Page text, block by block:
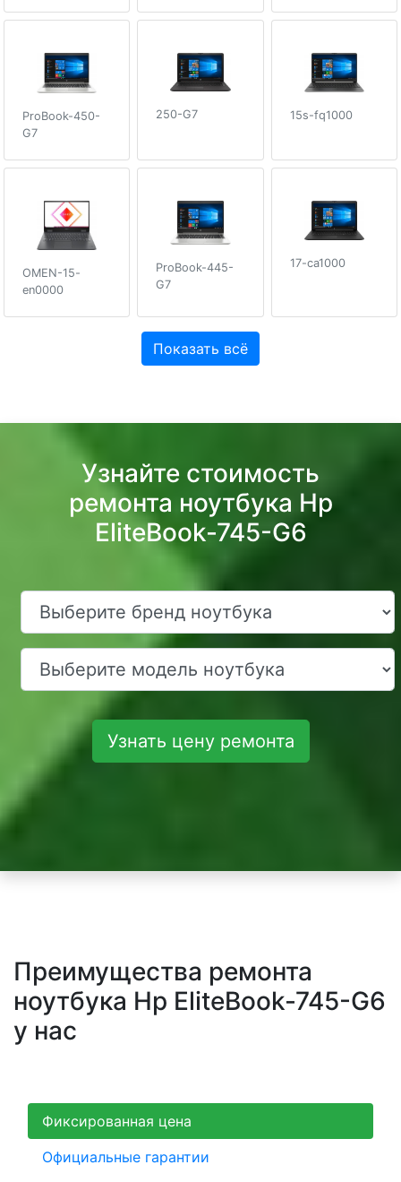
ProBook-450-
G7
250-G7 15s-fq1000
OMEN-15-
en0000
ProBook-445-
G7
17-ca1000
Показать всё
Узнайте стоимость
ремонта ноутбука Hp
EliteBook-745-G6
Узнать цену ремонта
Преимущества ремонта
ноутбука Hp EliteBook-745-G6
у нас
Фиксированная цена
Официальные гарантии